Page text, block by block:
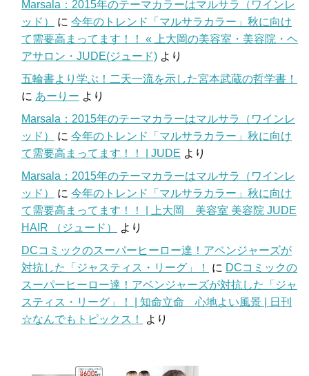
Marsala：2015年のテーマカラーはマルサラ（ワインレ
ッド）
に 今年のトレンド「マルサラカラー」秋に向け
て需要高まってます！！ « 上大岡の美容室・美容院・ヘ
アサロン・JUDE(ジュード) より
五輪書より学ぶ！二天一流を示した宮本武蔵の哲学書！
に あーりー より
Marsala：2015年のテーマカラーはマルサラ（ワインレ
ッド）
に 今年のトレンド「マルサラカラー」秋に向け
て需要高まってます！！ | JUDE より
Marsala：2015年のテーマカラーはマルサラ（ワインレ
ッド）
に 今年のトレンド「マルサラカラー」秋に向け
て需要高まってます！！ | 上大岡 美容室 美容院 JUDE
HAIR （ジュード）
より
DCコミックのスーパーヒーロー達！アベンジャーズが
対抗した「ジャスティス・リーグ」！
に DCコミックの
スーパーヒーロー達！アベンジャーズが対抗した「ジャ
スティス・リーグ」！ | 知命立命 心地よい風景 | 日刊
☆なんでもトピックス！
より